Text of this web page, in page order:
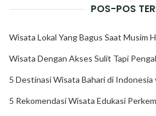
POS-POS
Wisata Lokal Yang Bagus Saat Musim
Wisata Dengan Akses Sulit Tapi
5 Destinasi Wisata Bahari di Indonesia
5 Rekomendasi Wisata Edukasi